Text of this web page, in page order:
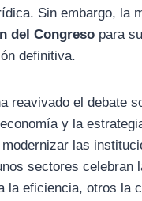
Sin embargo, la
del Congreso para su
definitiva.
reavivado el debate
y la
las
sectores celebran
la eficiencia, otros la